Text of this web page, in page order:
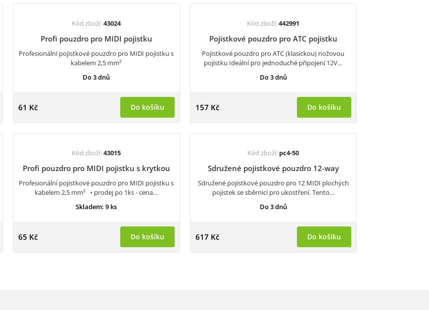
Kód zboží:43024
Profi pouzdro pro MIDI pojistku
Profesionální pojistkové pouzdro pro MIDI pojistku s
kabelem 2,5 mm²
Do 3 dnů
61 Kč Do košíku
Kód zboží:442991
Pojistkové pouzdro pro ATC pojistku
Pojistkové pouzdro pro ATC (klasickou) nožovou
pojistku Ideální pro jednoduché připojení 12V…
Do 3 dnů
157 Kč Do košíku
Kód zboží:43015
Profi pouzdro pro MIDI pojistku s krytkou
Profesionální pojistkové pouzdro pro MIDI pojistku s
kabelem 2,5 mm² • prodej po 1ks - cena…
Skladem: 9 ks
65 Kč Do košíku
Kód zboží: pc4-50
Sdružené pojistkové pouzdro 12-way
Sdružené pojistkové pouzdro pro 12 MIDI plochých
pojistek se sběrnicí pro ukostření. Tento…
Do 3 dnů
617 Kč Do košíku